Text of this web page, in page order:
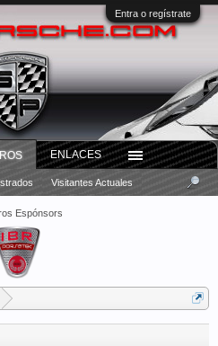
Entra o regístrate
Espónsors
Visitantes Actuales
ENLACES